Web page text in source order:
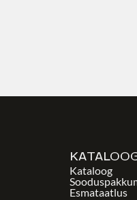
Kataloog
Esmataatlus